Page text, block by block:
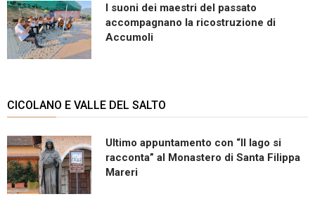
I suoni dei maestri del passato
accompagnano la ricostruzione di
Accumoli
CICOLANO E VALLE DEL SALTO
Ultimo appuntamento con “Il lago si
racconta” al Monastero di Santa Filippa
Mareri